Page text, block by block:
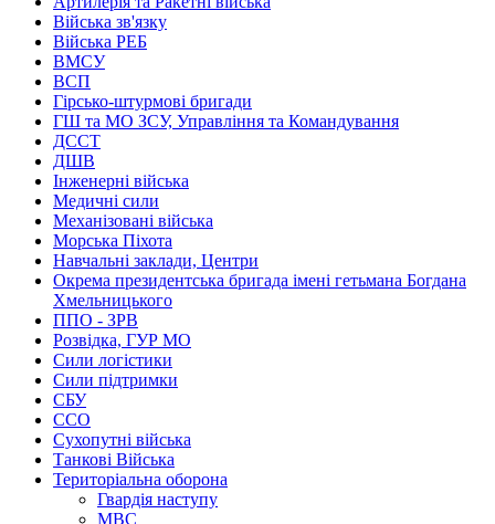
Війська зв'язку
Війська РЕБ
ВМСУ
ВСП
Гірсько-штурмові бригади
ГШ та МО ЗСУ, Управління та Командування
ДССТ
ДШВ
Інженерні війська
Медичні сили
Механізовані війська
Морська Піхота
Навчальні заклади, Центри
Окрема президентська бригада імені гетьмана Богдана
Хмельницького
ППО - ЗРВ
Розвідка, ГУР МО
Сили логістики
Сили підтримки
СБУ
ССО
Сухопутні війська
Танкові Війська
Територіальна оборона
Гвардія наступу
МВС